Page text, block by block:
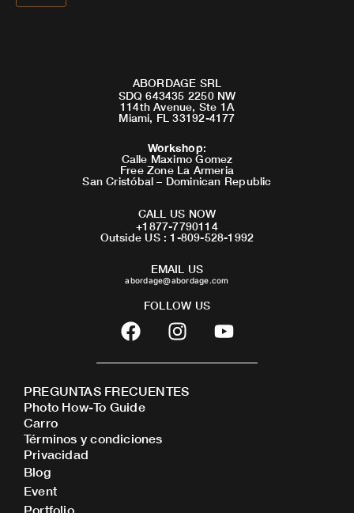
ABORDAGE SRL
SDQ 643435 2250 NW
114th Avenue, Ste 1A
Miami, FL 33192-4177
Workshop:
Calle Maximo Gomez
Free Zone La Armeria
San Cristóbal – Dominican Republic
CALL US NOW
+1877-7790114
Outside US : 1-809-528-1992
EMAIL US
abordage@abordage.com
FOLLOW US
F
a
c
b
o
o
I
n
s
a
Y
o
u
PREGUNTAS FRECUENTES
Photo How-To Guide
Carro
Términos y condiciones
Privacidad
Blog
Event
Portfolio